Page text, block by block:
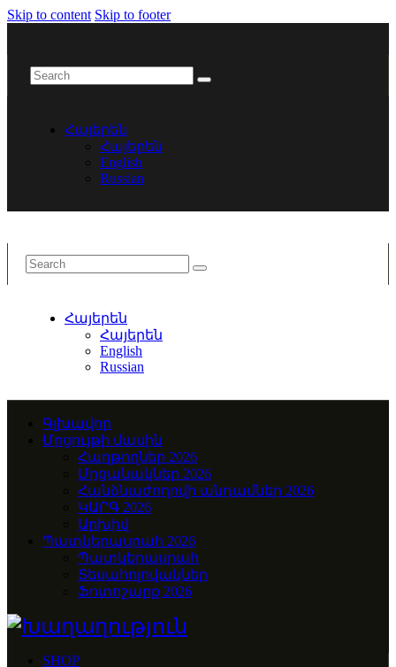
Skip to content Skip to footer
Հայերեն
Հայերեն
English
Russian
Հայերեն
Հայերեն
English
Russian
Գլխավոր
Մրցույթի մասին
Հաղթողներ 2026
Մրցանակներ 2026
Հանձնաժողովի անդամներ 2026
ԿԱՐԳ 2026
Արխիվ
Պատկերասրահ 2026
Պատկերասրահ
Տեսահոլովակներ
Ֆոտոշարք 2026
SHOP